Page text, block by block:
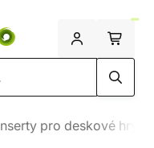
pro deskové hry